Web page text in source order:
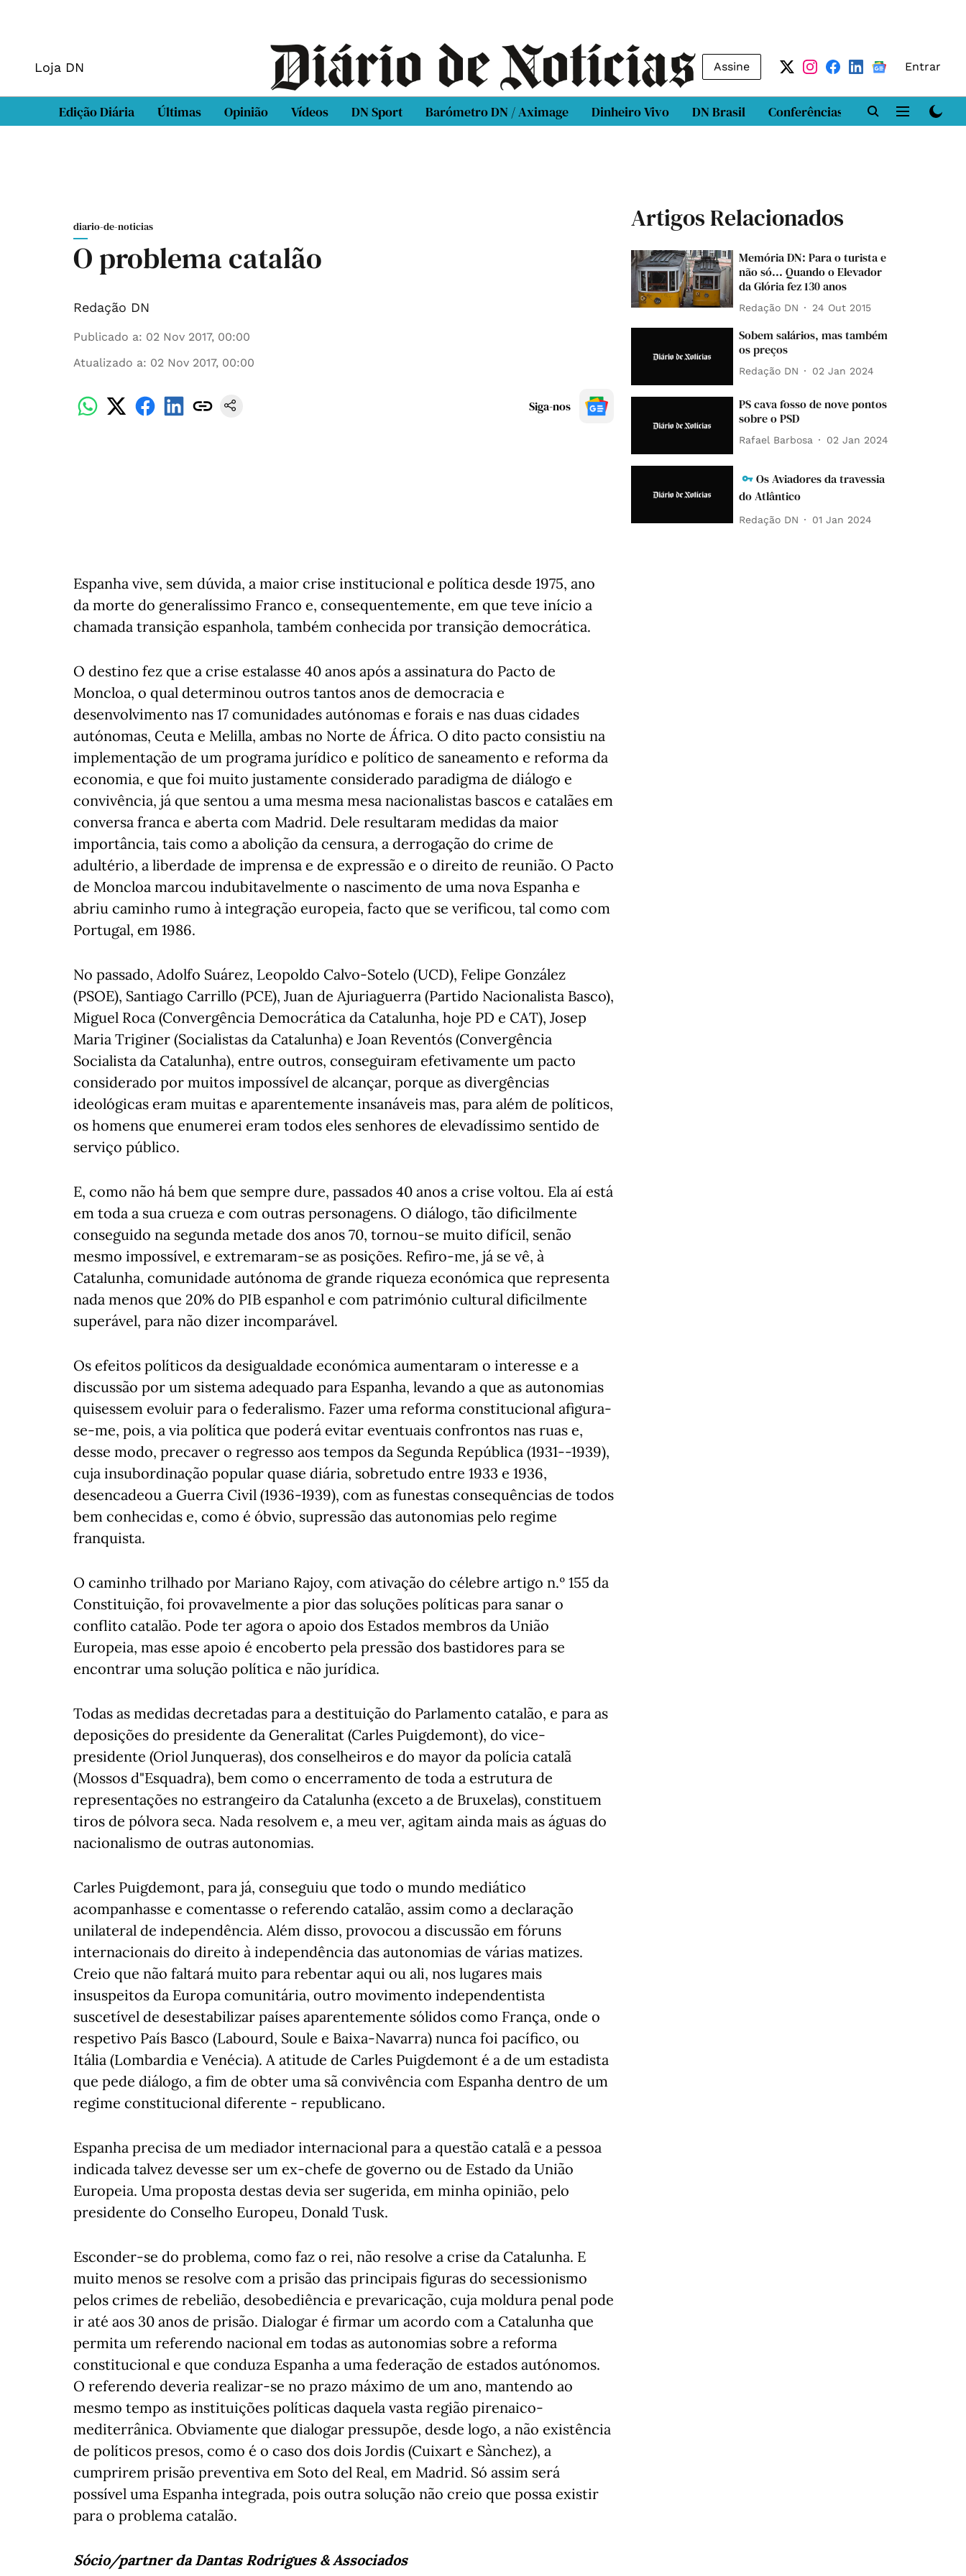
Loja DN Assine Entrar
Edição Diária Últimas Opinião Vídeos DN Sport Barómetro DN / Aximage Dinheiro Vivo DN Brasil Conferências DN LAB
diario-de-noticias
O problema catalão
Redação DN
Publicado a: 02 Nov 2017, 00:00
Atualizado a: 02 Nov 2017, 00:00
Siga-nos
Espanha vive, sem dúvida, a maior crise institucional e política desde 1975, ano
da morte do generalíssimo Franco e, consequentemente, em que teve início a
chamada transição espanhola, também conhecida por transição democrática.
O destino fez que a crise estalasse 40 anos após a assinatura do Pacto de
Moncloa, o qual determinou outros tantos anos de democracia e
desenvolvimento nas 17 comunidades autónomas e forais e nas duas cidades
autónomas, Ceuta e Melilla, ambas no Norte de África. O dito pacto consistiu na
implementação de um programa jurídico e político de saneamento e reforma da
economia, e que foi muito justamente considerado paradigma de diálogo e
convivência, já que sentou a uma mesma mesa nacionalistas bascos e catalães em
conversa franca e aberta com Madrid. Dele resultaram medidas da maior
importância, tais como a abolição da censura, a derrogação do crime de
adultério, a liberdade de imprensa e de expressão e o direito de reunião. O Pacto
de Moncloa marcou indubitavelmente o nascimento de uma nova Espanha e
abriu caminho rumo à integração europeia, facto que se verificou, tal como com
Portugal, em 1986.
No passado, Adolfo Suárez, Leopoldo Calvo-Sotelo (UCD), Felipe González
(PSOE), Santiago Carrillo (PCE), Juan de Ajuriaguerra (Partido Nacionalista Basco),
Miguel Roca (Convergência Democrática da Catalunha, hoje PD e CAT), Josep
Maria Triginer (Socialistas da Catalunha) e Joan Reventós (Convergência
Socialista da Catalunha), entre outros, conseguiram efetivamente um pacto
considerado por muitos impossível de alcançar, porque as divergências
ideológicas eram muitas e aparentemente insanáveis mas, para além de políticos,
os homens que enumerei eram todos eles senhores de elevadíssimo sentido de
serviço público.
E, como não há bem que sempre dure, passados 40 anos a crise voltou. Ela aí está
em toda a sua crueza e com outras personagens. O diálogo, tão dificilmente
conseguido na segunda metade dos anos 70, tornou-se muito difícil, senão
mesmo impossível, e extremaram-se as posições. Refiro-me, já se vê, à
Catalunha, comunidade autónoma de grande riqueza económica que representa
nada menos que 20% do PIB espanhol e com património cultural dificilmente
superável, para não dizer incomparável.
Os efeitos políticos da desigualdade económica aumentaram o interesse e a
discussão por um sistema adequado para Espanha, levando a que as autonomias
quisessem evoluir para o federalismo. Fazer uma reforma constitucional afigura-
se-me, pois, a via política que poderá evitar eventuais confrontos nas ruas e,
desse modo, precaver o regresso aos tempos da Segunda República (1931--1939),
cuja insubordinação popular quase diária, sobretudo entre 1933 e 1936,
desencadeou a Guerra Civil (1936-1939), com as funestas consequências de todos
bem conhecidas e, como é óbvio, supressão das autonomias pelo regime
franquista.
O caminho trilhado por Mariano Rajoy, com ativação do célebre artigo n.º 155 da
Constituição, foi provavelmente a pior das soluções políticas para sanar o
conflito catalão. Pode ter agora o apoio dos Estados membros da União
Europeia, mas esse apoio é encoberto pela pressão dos bastidores para se
encontrar uma solução política e não jurídica.
Todas as medidas decretadas para a destituição do Parlamento catalão, e para as
deposições do presidente da Generalitat (Carles Puigdemont), do vice-
presidente (Oriol Junqueras), dos conselheiros e do mayor da polícia catalã
(Mossos d"Esquadra), bem como o encerramento de toda a estrutura de
representações no estrangeiro da Catalunha (exceto a de Bruxelas), constituem
tiros de pólvora seca. Nada resolvem e, a meu ver, agitam ainda mais as águas do
nacionalismo de outras autonomias.
Carles Puigdemont, para já, conseguiu que todo o mundo mediático
acompanhasse e comentasse o referendo catalão, assim como a declaração
unilateral de independência. Além disso, provocou a discussão em fóruns
internacionais do direito à independência das autonomias de várias matizes.
Creio que não faltará muito para rebentar aqui ou ali, nos lugares mais
insuspeitos da Europa comunitária, outro movimento independentista
suscetível de desestabilizar países aparentemente sólidos como França, onde o
respetivo País Basco (Labourd, Soule e Baixa-Navarra) nunca foi pacífico, ou
Itália (Lombardia e Venécia). A atitude de Carles Puigdemont é a de um estadista
que pede diálogo, a fim de obter uma sã convivência com Espanha dentro de um
regime constitucional diferente - republicano.
Espanha precisa de um mediador internacional para a questão catalã e a pessoa
indicada talvez devesse ser um ex-chefe de governo ou de Estado da União
Europeia. Uma proposta destas devia ser sugerida, em minha opinião, pelo
presidente do Conselho Europeu, Donald Tusk.
Esconder-se do problema, como faz o rei, não resolve a crise da Catalunha. E
muito menos se resolve com a prisão das principais figuras do secessionismo
pelos crimes de rebelião, desobediência e prevaricação, cuja moldura penal pode
ir até aos 30 anos de prisão. Dialogar é firmar um acordo com a Catalunha que
permita um referendo nacional em todas as autonomias sobre a reforma
constitucional e que conduza Espanha a uma federação de estados autónomos.
O referendo deveria realizar-se no prazo máximo de um ano, mantendo ao
mesmo tempo as instituições políticas daquela vasta região pirenaico-
mediterrânica. Obviamente que dialogar pressupõe, desde logo, a não existência
de políticos presos, como é o caso dos dois Jordis (Cuixart e Sànchez), a
cumprirem prisão preventiva em Soto del Real, em Madrid. Só assim será
possível uma Espanha integrada, pois outra solução não creio que possa existir
para o problema catalão.
Sócio/partner da Dantas Rodrigues & Associados
Artigos Relacionados
Memória DN: Para o turista e
não só... Quando o Elevador
da Glória fez 130 anos
Redação DN 24 Out 2015
Sobem salários, mas também
os preços
Redação DN 02 Jan 2024
PS cava fosso de nove pontos
sobre o PSD
Rafael Barbosa 02 Jan 2024
Os Aviadores da travessia
do Atlântico
Redação DN 01 Jan 2024